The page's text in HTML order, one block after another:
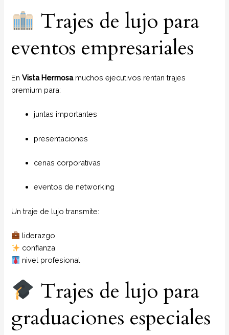
Trajes de lujo para
eventos empresariales
EnVista Hermosa muchos ejecutivos rentan trajes
premium para:
juntas importantes
presentaciones
cenas corporativas
eventos de networking
Un traje de lujo transmite:
liderazgo
confianza
nivel profesional
Trajes de lujo para
graduaciones especiales